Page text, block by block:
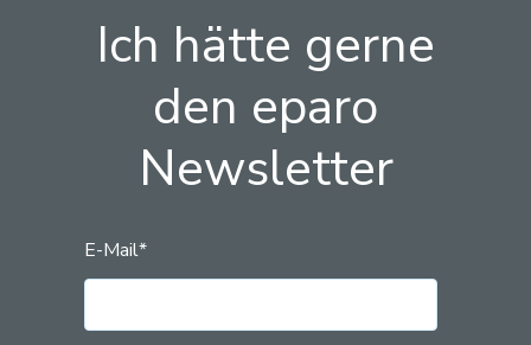
Ich hätte gerne
den eparo
Newsletter
E-Mail*